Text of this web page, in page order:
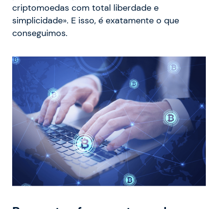
criptomoedas com total liberdade e
simplicidade». E isso, é exatamente o que
conseguimos.